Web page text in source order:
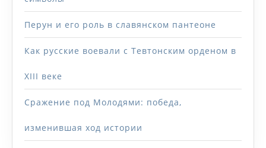
Перун и его роль в славянском пантеоне
Как русские воевали с Тевтонским орденом в
XIII веке
Сражение под Молодями: победа,
изменившая ход истории